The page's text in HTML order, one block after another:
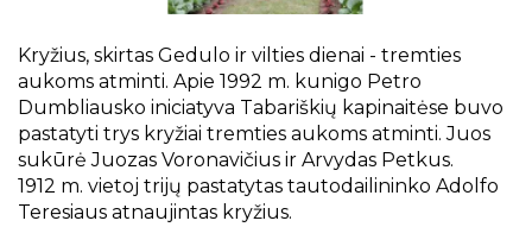
Piligrimų keliai Kauno rajone
Kryžius, skirtas Gedulo ir vilties dienai - tremties
aukoms atminti. Apie 1992 m. kunigo Petro
Dumbliausko iniciatyva Tabariškių kapinaitėse buvo
pastatyti trys kryžiai tremties aukoms atminti. Juos
sukūrė Juozas Voronavičius ir Arvydas Petkus.
1912 m. vietoj trijų pastatytas tautodailininko Adolfo
Teresiaus atnaujintas kryžius.